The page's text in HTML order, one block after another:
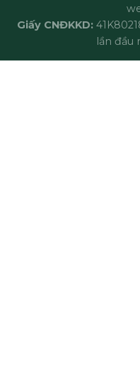
Giấy CNĐKKD:
lần đầu